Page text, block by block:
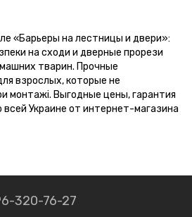
«Барьеры на лестницы и двери»:
на сходи и дверные прорези
тварин. Прочные
взрослых, которые не
монтажі. Выгодные цены, гарантия
всей Украине от интернет-магазина
320-76-27